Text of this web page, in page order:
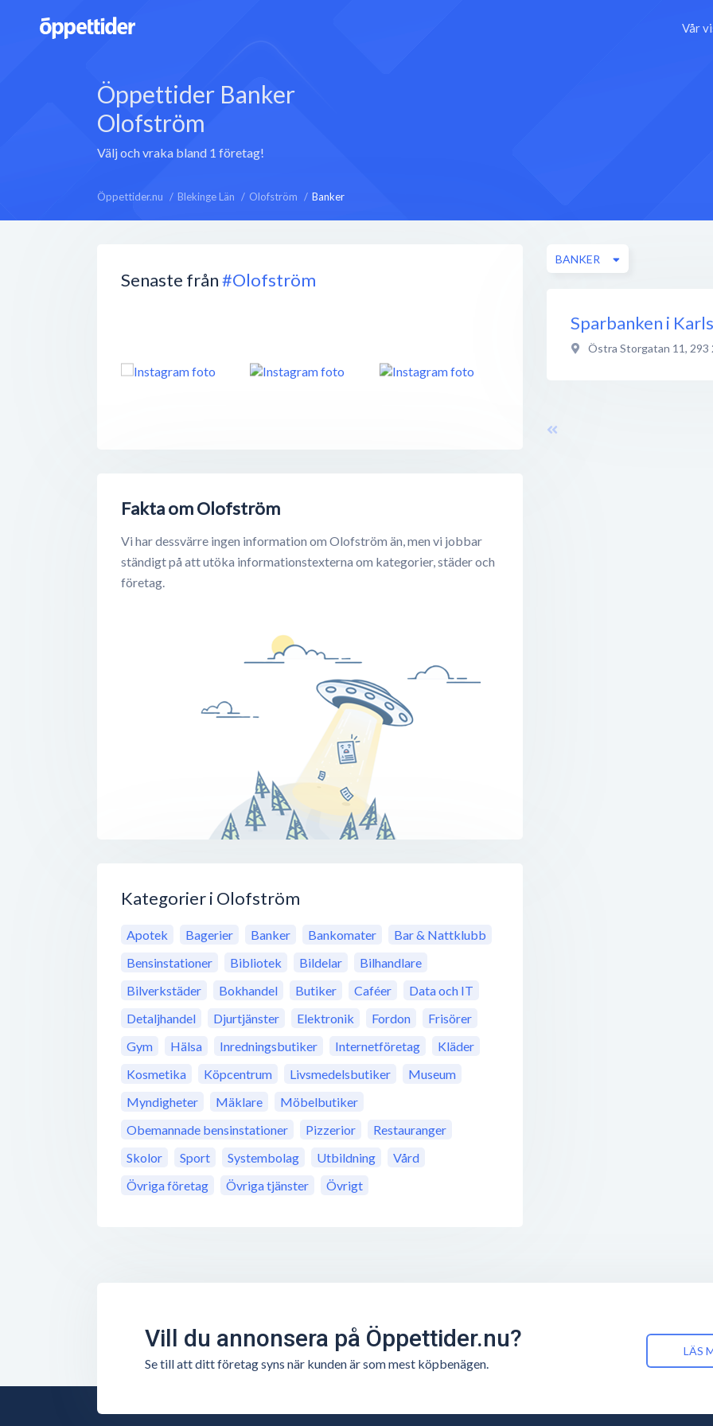
Vår
Öppettider Banker
Olofström
Välj och vraka bland 1 företag!
Öppettider.nu Blekinge Län Olofström Banker
Senaste från#Olofström
Fakta om Olofström
Vi har dessvärre ingen information om Olofström än, men vi jobbar
ständigt på att utöka informationstexterna om kategorier, städer och
företag.
Kategorier i Olofström
Apotek Bagerier Banker Bankomater
Bar & Nattklubb
Bensinstationer
Bibliotek Bildelar
Bilhandlare
Bilverkstäder
Bokhandel Butiker Caféer
Data och IT
Detaljhandel
Djurtjänster Elektronik Fordon
Frisörer
Gym
Hälsa Inredningsbutiker Internetföretag
Kläder
Kosmetika
Köpcentrum Livsmedelsbutiker
Museum
Myndigheter
Mäklare
Möbelbutiker
Obemannade bensinstationer
Pizzerior
Restauranger
Skolor
Sport Systembolag Utbildning
Vård
Övriga företag
Övriga tjänster Övrigt
BANKER
Sparbanken i
Östra Storgatan 11, 293
Vill du annonsera på Öppettider.nu?
Se till att ditt företag syns när kunden är som mest köpbenägen.
LÄS